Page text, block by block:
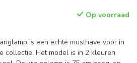
Op voorraad
is een echte musthave voor in
collectie. Het model is in 2 kleuren